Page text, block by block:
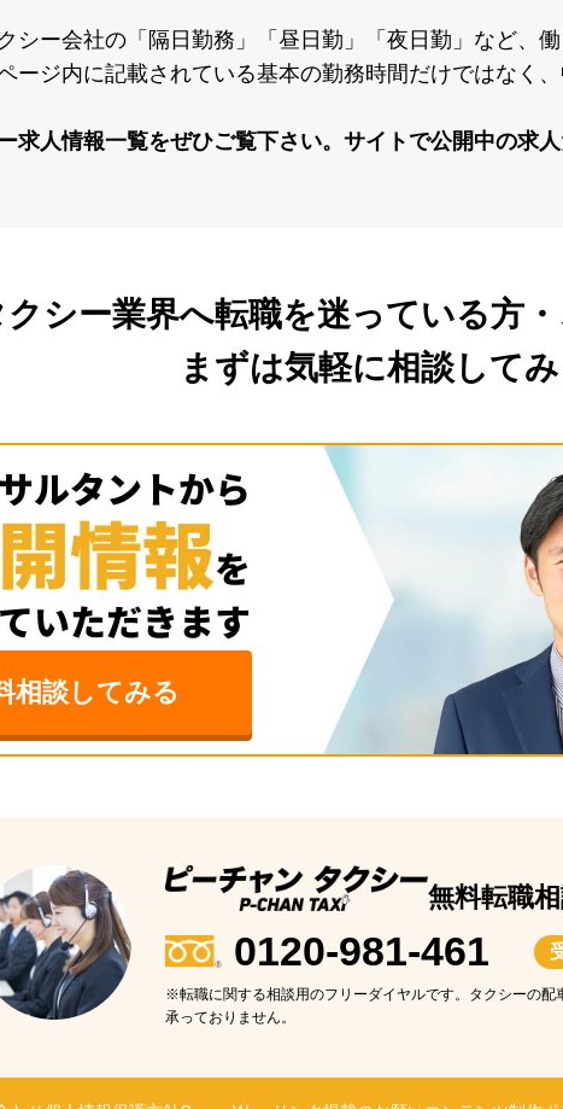
シー会社の「隔⽇勤務」「昼⽇勤」「夜⽇勤」など、
ージ内に記載されている基本の勤務時間だけではなく
求⼈情報⼀覧をぜひご覧下さい。サイトで公開中の求
クシー業界へ転職を迷っている方
まずは気軽に相談してみ
相談してみる
無料転職
0120-981-461
※転職に関する相談用のフリーダイヤルです。タクシーの配
承っておりません。